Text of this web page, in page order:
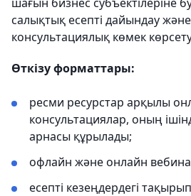
салықтық есепті дайындау
консультациялық көмек
Өткізу форматтары:
ресми ресурстар арқылы
консультациялар, оның
арнасы құрылады;
офлайн және онлайн
есепті кезеңдердегі